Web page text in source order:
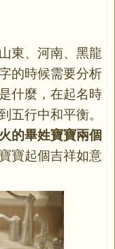
東、河南、黑龍
的時候需要分析
什麼，在起名時
五行中和平衡。
的畢姓寶寶兩個
寶起個吉祥如意